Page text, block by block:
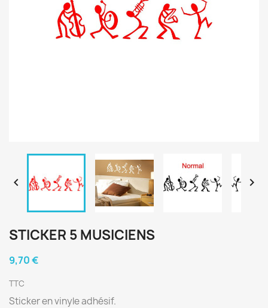
 
STICKER 5 MUSICIENS
9,70 €
TTC
Sticker en vinyle adhésif.